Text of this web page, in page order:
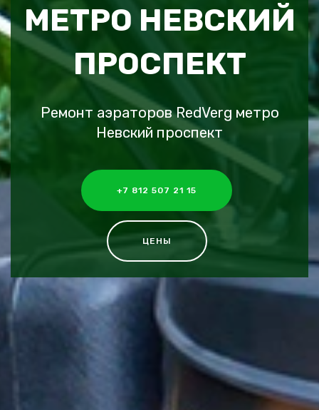
МЕТРО НЕВСКИЙ
ПРОСПЕКТ
Ремонт аэраторов RedVerg метро
Невский проспект
+7 812 507 21 15
ЦЕНЫ